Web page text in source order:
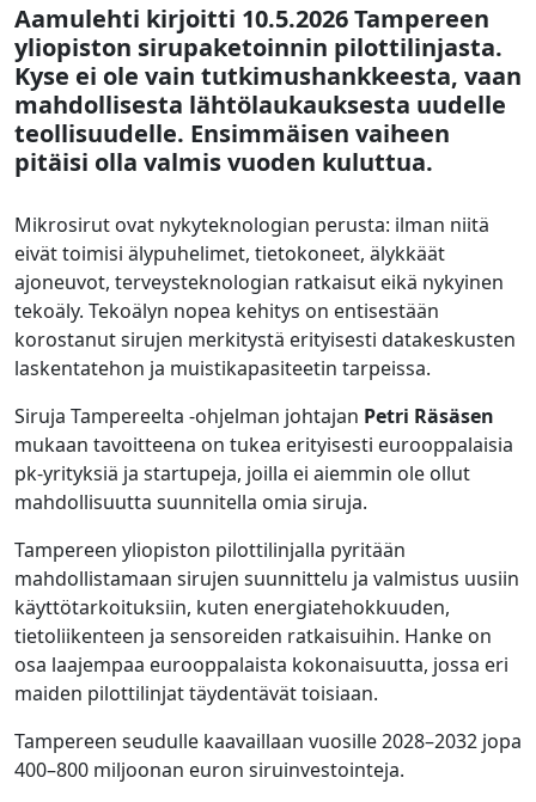
Aamulehti kirjoitti 10.5.2026 Tampereen
yliopiston sirupaketoinnin pilottilinjasta.
Kyse ei ole vain tutkimushankkeesta, vaan
mahdollisesta lähtölaukauksesta uudelle
teollisuudelle. Ensimmäisen vaiheen
pitäisi olla valmis vuoden kuluttua.
Mikrosirut ovat nykyteknologian perusta: ilman niitä
eivät toimisi älypuhelimet, tietokoneet, älykkäät
ajoneuvot, terveysteknologian ratkaisut eikä nykyinen
tekoäly. Tekoälyn nopea kehitys on entisestään
korostanut sirujen merkitystä erityisesti datakeskusten
laskentatehon ja muistikapasiteetin tarpeissa.
Siruja Tampereelta -ohjelman johtajan Petri Räsäsen
mukaan tavoitteena on tukea erityisesti eurooppalaisia
pk-yrityksiä ja startupeja, joilla ei aiemmin ole ollut
mahdollisuutta suunnitella omia siruja.
Tampereen yliopiston pilottilinjalla pyritään
mahdollistamaan sirujen suunnittelu ja valmistus uusiin
käyttötarkoituksiin, kuten energiatehokkuuden,
tietoliikenteen ja sensoreiden ratkaisuihin. Hanke on
osa laajempaa eurooppalaista kokonaisuutta, jossa eri
maiden pilottilinjat täydentävät toisiaan.
Tampereen seudulle kaavaillaan vuosille 2028–2032 jopa
400–800 miljoonan euron siruinvestointeja.